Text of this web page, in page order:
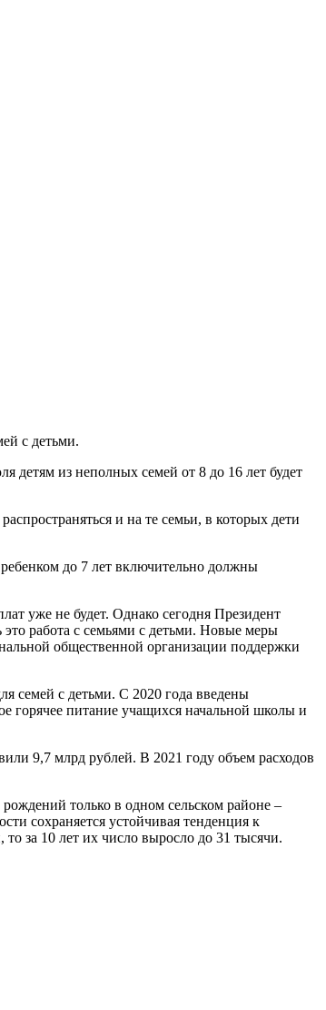
с детьми.
детям из неполных семей от 8 до 16 лет будет
и на те семьи, в которых дети
до 7 лет включительно должны
уже не будет. Однако сегодня Президент
работа с семьями с детьми. Новые меры
общественной организации поддержки
семей с детьми. С 2020 года введены
горячее питание учащихся начальной школы и
9,7 млрд рублей. В 2021 году объем расходов
только в одном сельском районе –
сохраняется устойчивая тенденция к
за 10 лет их число выросло до 31 тысячи.